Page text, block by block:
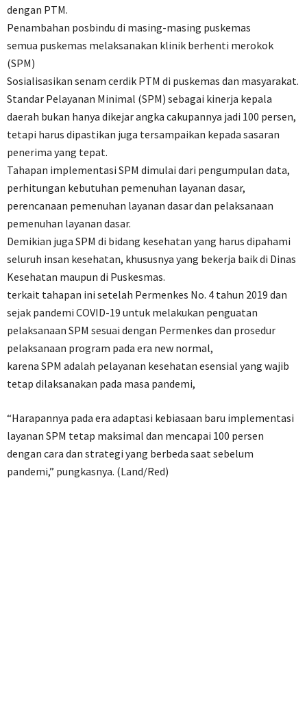
dengan PTM.
Penambahan posbindu di masing-masing puskemas
semua puskemas melaksanakan klinik berhenti merokok
(SPM)
Sosialisasikan senam cerdik PTM di puskemas dan masyarakat.
Standar Pelayanan Minimal (SPM) sebagai kinerja kepala
daerah bukan hanya dikejar angka cakupannya jadi 100 persen,
tetapi harus dipastikan juga tersampaikan kepada sasaran
penerima yang tepat.
Tahapan implementasi SPM dimulai dari pengumpulan data,
perhitungan kebutuhan pemenuhan layanan dasar,
perencanaan pemenuhan layanan dasar dan pelaksanaan
pemenuhan layanan dasar.
Demikian juga SPM di bidang kesehatan yang harus dipahami
seluruh insan kesehatan, khususnya yang bekerja baik di Dinas
Kesehatan maupun di Puskesmas.
terkait tahapan ini setelah Permenkes No. 4 tahun 2019 dan
sejak pandemi COVID-19 untuk melakukan penguatan
pelaksanaan SPM sesuai dengan Permenkes dan prosedur
pelaksanaan program pada era new normal,
karena SPM adalah pelayanan kesehatan esensial yang wajib
tetap dilaksanakan pada masa pandemi,
“Harapannya pada era adaptasi kebiasaan baru implementasi
layanan SPM tetap maksimal dan mencapai 100 persen
dengan cara dan strategi yang berbeda saat sebelum
pandemi,” pungkasnya. (Land/Red)